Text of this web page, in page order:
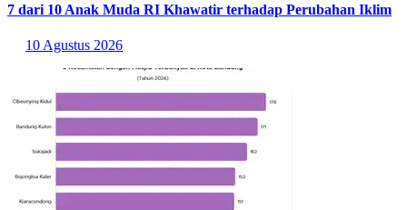
7 dari 10 Anak Muda RI Khawatir terhadap Perubahan Iklim
10 Agustus 2026